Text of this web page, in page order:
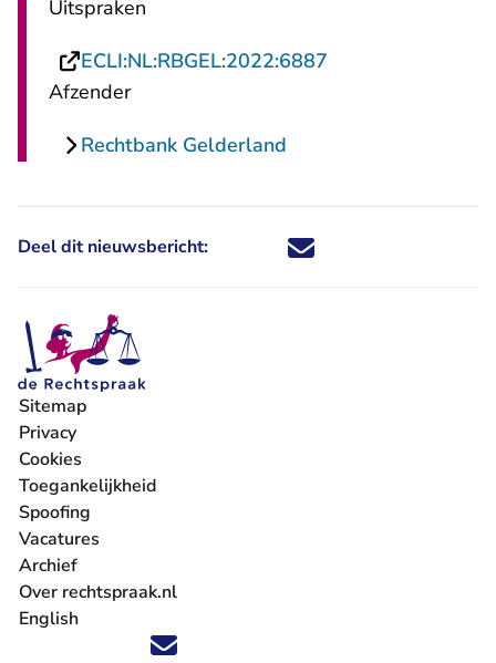
Uitspraken
ECLI:NL:RBGEL:2022:6887
Afzender
Rechtbank Gelderland
Deel dit nieuwsbericht: Deel dit nieuwsbericht via X -
Deel dit nieuwsbericht via
Deel dit nieuwsbericht
Deel dit
Volg ons op X (Twitter) - U verlaat Rechtspraak.nl
Volg ons op Facebook - U verlaat Rechtspraak.nl
Volg ons op Instagram - U verlaat Rechtspraak.nl
Volg ons op Youtube - U verlaat Rechtspraak.nl
Volg ons op LinkedIn - U verlaat
'Blijf op de hoogte' nieuwsbrief - U verlaat
Sitemap
Privacy
Cookies
Toegankelijkheid
Spoofing
Vacatures
- U verlaat Rechtspraak.nl
Archief
Over rechtspraak.nl
English